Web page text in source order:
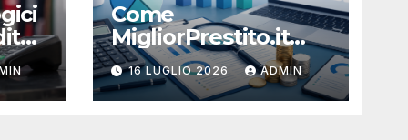
Come
MigliorPrestito.it
aiuta a capire durata
e sostenibilità della
rata
16 LUGLIO 2026 ADMIN